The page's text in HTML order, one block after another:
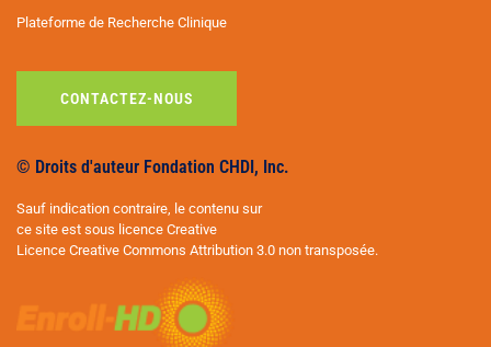
Plateforme de Recherche Clinique
CONTACTEZ-NOUS
© Droits d'auteur Fondation CHDI, Inc.
Sauf indication contraire, le contenu sur
ce site est sous licence Creative
Licence Creative Commons Attribution 3.0 non transposée.